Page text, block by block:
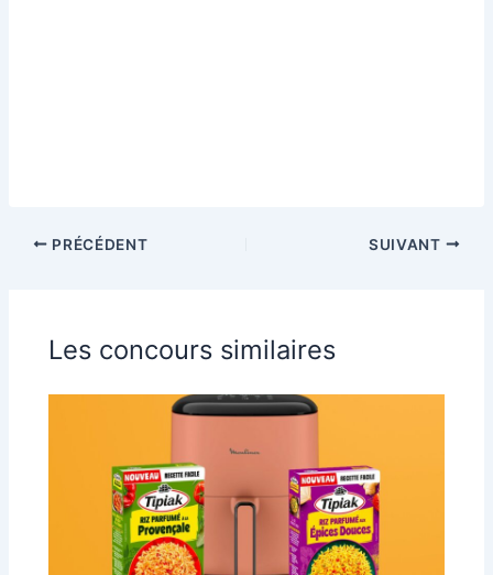
PRÉCÉDENT SUIVANT
Les concours similaires